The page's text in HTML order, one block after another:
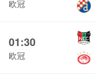
欧冠
01:30
欧冠